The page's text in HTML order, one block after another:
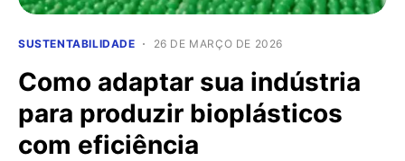
SUSTENTABILIDADE 26 DE MARÇO DE 2026
Como adaptar sua indústria
para produzir bioplásticos
com eficiência